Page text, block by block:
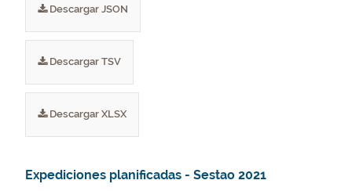
Descargar JSON
Descargar TSV
Descargar XLSX
Expediciones planificadas - Sestao 2021